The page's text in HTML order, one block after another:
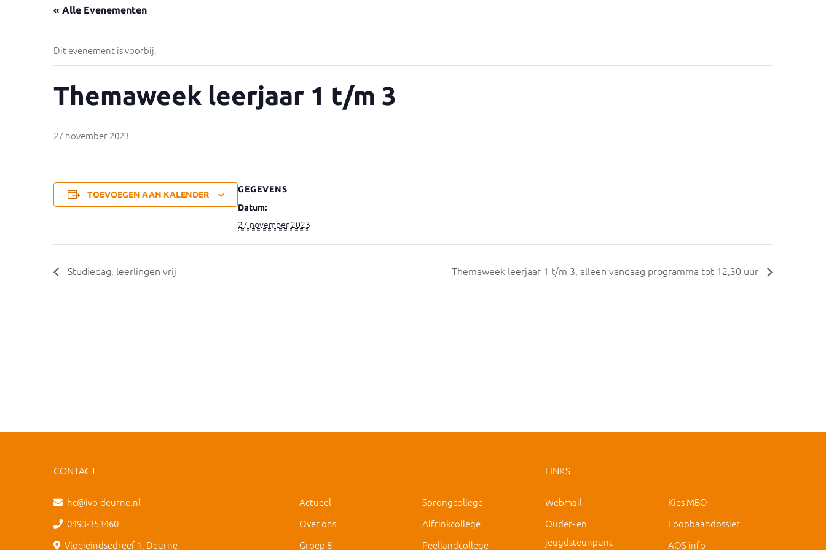
« Alle Evenementen
Dit evenement is voorbij.
Themaweek leerjaar 1 t/m 3
27 november 2023
TOEVOEGEN AAN KALENDER
GEGEVENS
Datum:
27 november 2023
Studiedag, leerlingen vrij Themaweek leerjaar 1 t/m 3, alleen vandaag programma tot 12,30 uur
CONTACT
hc@ivo-deurne.nl
0493-353460
Vloeieindsedreef 1, Deurne
Actueel
Over ons
Groep 8
Sprongcollege
Alfrinkcollege
Peellandcollege
LINKS
Webmail
Ouder- en
jeugdsteunpunt
Kies MBO
Loopbaandossier
AOS info